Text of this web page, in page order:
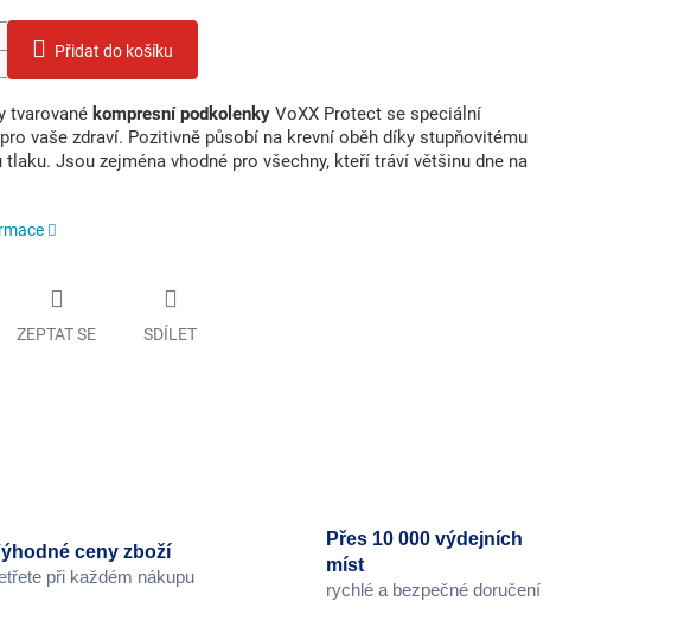
Přidat do košíku
tvarované kompresní podkolenky VoXX Protect se speciální
vaše zdraví. Pozitivně působí na krevní oběh díky stupňovitému
tlaku. Jsou zejména vhodné pro všechny, kteří tráví většinu dne na
ZEPTAT SE SDÍLET
ceny zboží
při každém nákupu
Přes 10 000 výdejních
míst
rychlé a bezpečné doručení